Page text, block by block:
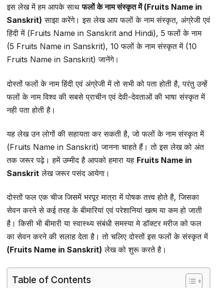
इस लेख में हम आपके साथफलों के नाम संस्कृत में (Fruits Name in
Sanskrit) साझा करेंगे। इस लेख आप फलों के नाम संस्कृत, अंग्रेजी एवं
हिंदी में (Fruits Name in Sanskrit and Hindi), 5 फलों के नाम
(5 Fruits Name in Sanskrit), 10 फलों के नाम संस्कृत में (10
Fruits Name in Sanskrit) जानेंगे।
दोस्तों फलों के नाम हिंदी एवं अंग्रेजी में तो सभी को पता होती है, परंतु उन्हें
फलों के नाम विश्व की सबसे प्राचीन एवं देवी-देवताओं की भाषा संस्कृत में
नही पता होती है।
यह लेख उन लोगों की सहायता कर सकती है, जो फलों के नाम संस्कृत में
(Fruits Name in Sanskrit) जानना चाहते हैं। तो इस लेख को अंत
तक जरूर पढ़े। हमें उम्मीद है आपको हमारा यह Fruits Name in
Sanskrit लेख जरूर पसंद आयेगा।
दोस्तों फल एक चीज जिसमें भरपूर मात्रा में पोषक तत्त्व होते है, जिसका
सेवन करने से कई तरह के बीमारियां एवं परेशानियां खत्म या कम हो जाती
है। किसी भी बीमारी या स्वास्थ्य संबंधी समस्या मे डॉक्टर मरीज को फल
का सेवन करने की सलाह देता है। तो चलिए दोस्तों इस फलों के संस्कृत में
(Fruits Name in Sanskrit) लेख को शुरू करते है।
Table of Contents